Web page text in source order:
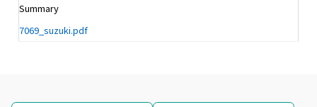
Summary
7069_suzuki.pdf